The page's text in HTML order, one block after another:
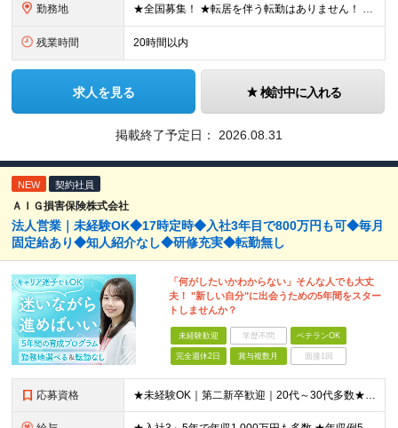
勤務地 ★全国募集！ ★転居を伴う転勤はありません！ ★U・Iターン歓迎！ ＼本社／ 東京都新宿区西新宿1-20-3 西新宿髙木ビル2階 ＼希望の拠点・営業所に配属します！／ 【北海道・東北エリア】 北海
残業時間 20時間以内
求人を見る 検討中に入れる
掲載終了予定日： 2026.08.31
NEW 契約社員
ＡＩＧ損害保険株式会社
法人営業｜未経験OK◆17時定時◆入社3年目で800万円も可◆毎月
固定給あり◆知人紹介なし◆研修充実◆転勤無し
「何がしたいかわからない」そんな人でも大丈
夫！ "新しい自分"に出会うための5年間をスター
トしませんか？
未経験歓迎 学歴不問 ベテランOK
完全週休2日 賞与複数月 面接1回
応募資格 ★未経験OK｜第二新卒歓迎｜20代～30代多数★ ┗業界未経験者、営業未経験がほとんどです！ ★高卒以上 ━━━━━━━━ 育成前提の採用です！ ━━━━━━━━ 「稼ぎたい」「経営者になりたい」な